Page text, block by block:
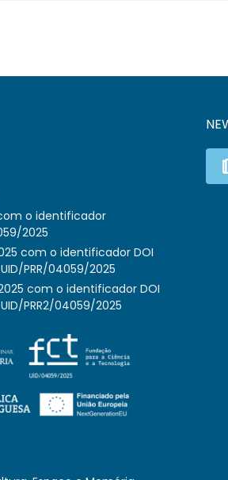
o identificador
2025
com o identificador DOI
PRR/04059/2025
com o identificador DOI
PRR2/04059/2025